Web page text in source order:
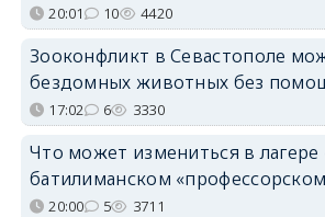
20:01 10 4420
Зооконфликт в Севастополе
бездомных животных без
17:02 6 3330
Что может измениться в лагере
батилиманском
20:00 5 3711